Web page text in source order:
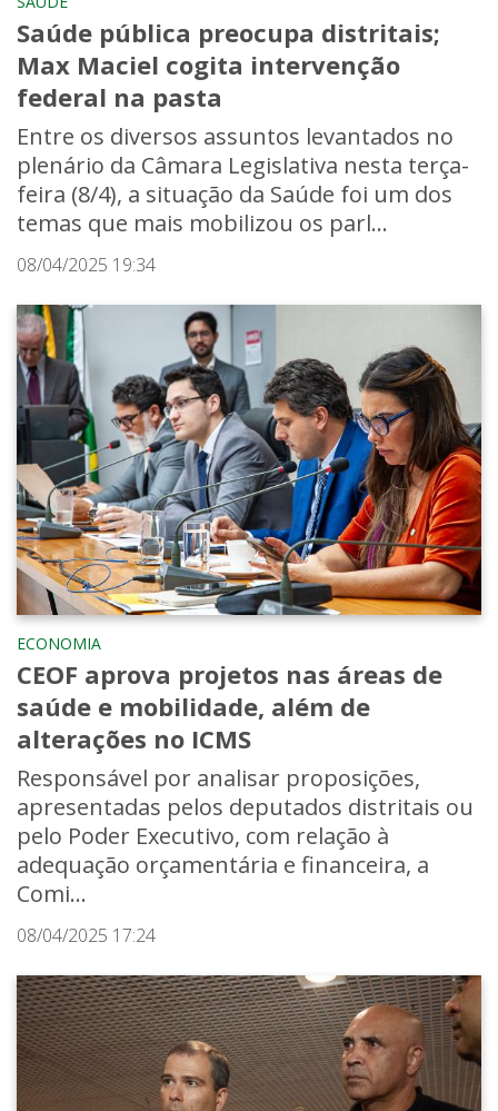
Saúde pública preocupa distritais;
Max Maciel cogita intervenção
federal na pasta
Entre os diversos assuntos levantados no
plenário da Câmara Legislativa nesta terça-
feira (8/4), a situação da Saúde foi um dos
temas que mais mobilizou os parl...
08/04/2025 19:34
ECONOMIA
CEOF aprova projetos nas áreas de
saúde e mobilidade, além de
alterações no ICMS
Responsável por analisar proposições,
apresentadas pelos deputados distritais ou
pelo Poder Executivo, com relação à
adequação orçamentária e financeira, a
Comi...
08/04/2025 17:24